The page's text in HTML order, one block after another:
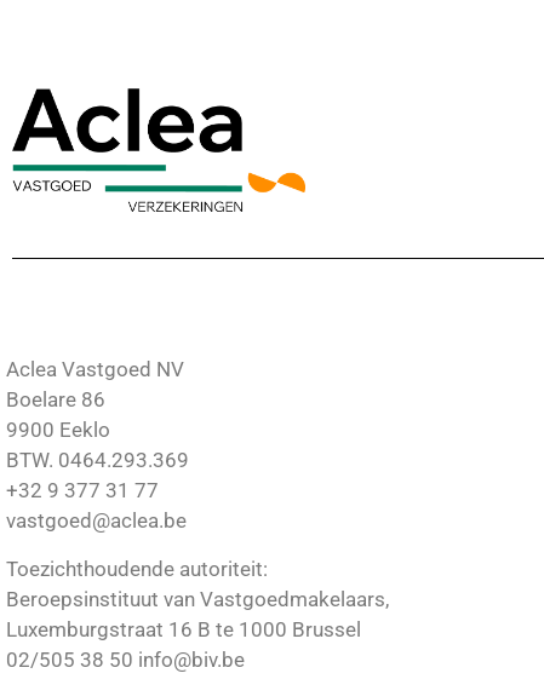
Aclea Vastgoed NV
Boelare 86
9900 Eeklo
BTW. 0464.293.369
+32 9 377 31 77
vastgoed@aclea.be
Toezichthoudende autoriteit:
Beroepsinstituut van Vastgoedmakelaars,
Luxemburgstraat 16 B te 1000 Brussel
02/505 38 50 info@biv.be